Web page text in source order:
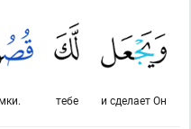
и сделает Он
тебе